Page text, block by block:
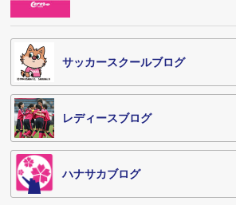
サッカースクールブログ
レディースブログ
ハナサカブログ